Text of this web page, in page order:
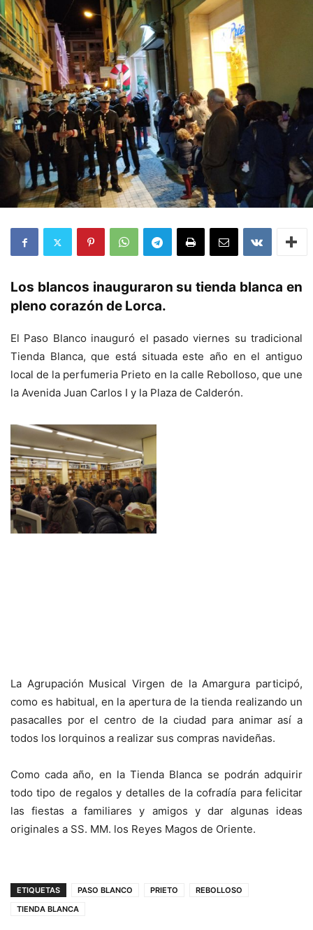
Los blancos inauguraron su tienda blanca en
pleno corazón de Lorca.
El Paso Blanco inauguró el pasado viernes su tradicional
Tienda Blanca, que está situada este año en el antiguo
local de la perfumeria Prieto en la calle Rebolloso, que une
la Avenida Juan Carlos I y la Plaza de Calderón.
La Agrupación Musical Virgen de la Amargura participó,
como es habitual, en la apertura de la tienda realizando un
pasacalles por el centro de la ciudad para animar así a
todos los lorquinos a realizar sus compras navideñas.
Como cada año, en la Tienda Blanca se podrán adquirir
todo tipo de regalos y detalles de la cofradía para felicitar
las fiestas a familiares y amigos y dar algunas ideas
originales a SS. MM. los Reyes Magos de Oriente.
ETIQUETAS PASO BLANCO PRIETO
REBOLLOSO
TIENDA BLANCA